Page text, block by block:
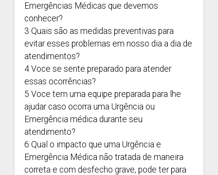
Emergências Médicas que devemos
conhecer?
3 Quais são as medidas preventivas para
evitar esses problemas em nosso dia a dia de
atendimentos?
4 Voce se sente preparado para atender
essas ocorrências?
5 Voce tem uma equipe preparada para lhe
ajudar caso ocorra uma Urgência ou
Emergência médica durante seu
atendimento?
6 Qual o impacto que uma Urgência e
Emergência Médica não tratada de maneira
correta e com desfecho grave, pode ter para